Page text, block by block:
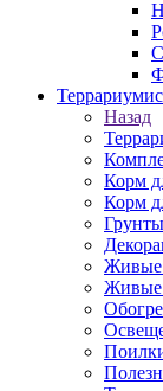
Назад
Корм
Корм
Живые
Живые